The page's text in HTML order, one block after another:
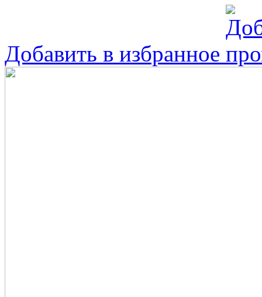
Добавить в избранное